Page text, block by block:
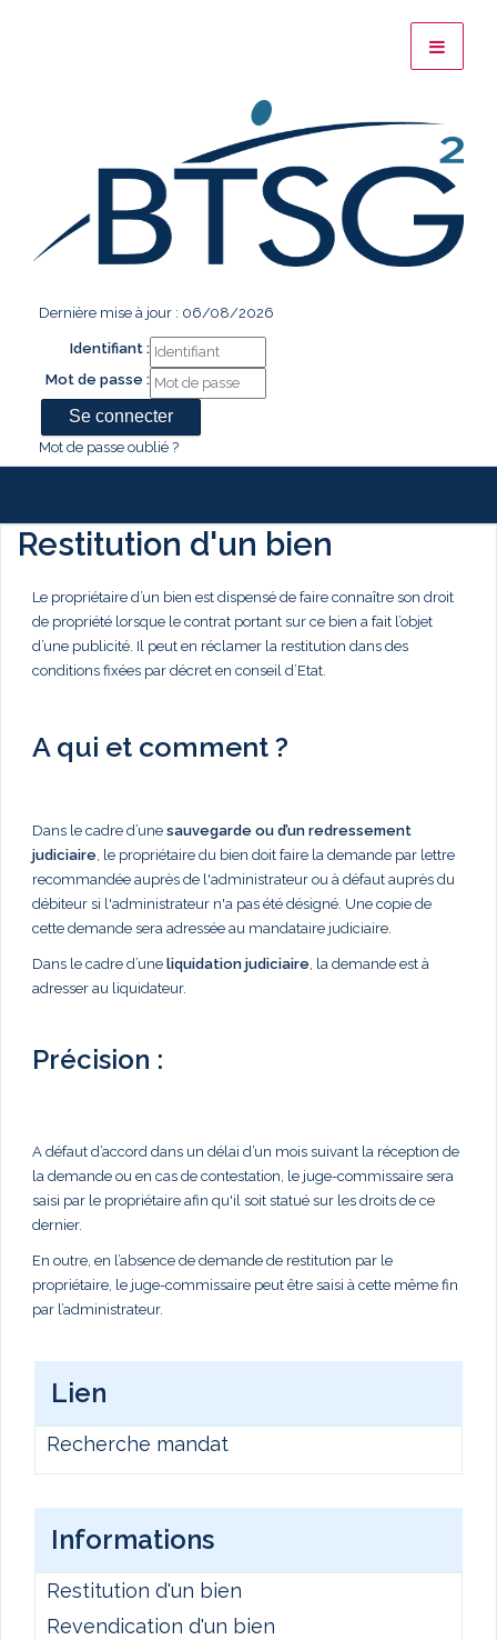
Dernière mise à jour : 06/08/2026
Identifiant :
Mot de passe :
Mot de passe oublié ?
Restitution d'un bien
Le propriétaire d’un bien est dispensé de faire connaître son droit
de propriété lorsque le contrat portant sur ce bien a fait l’objet
d’une publicité. Il peut en réclamer la restitution dans des
conditions fixées par décret en conseil d’Etat.
A qui et comment ?
Dans le cadre d’une sauvegarde ou d’un redressement
judiciaire , le propriétaire du bien doit faire la demande par lettre
recommandée auprès de l'administrateur ou à défaut auprès du
débiteur si l'administrateur n'a pas été désigné. Une copie de
cette demande sera adressée au mandataire judiciaire.
Dans le cadre d’une liquidation judiciaire , la demande est à
adresser au liquidateur.
Précision :
A défaut d’accord dans un délai d’un mois suivant la réception de
la demande ou en cas de contestation, le juge-commissaire sera
saisi par le propriétaire afin qu'il soit statué sur les droits de ce
dernier.
En outre, en l’absence de demande de restitution par le
propriétaire, le juge-commissaire peut être saisi à cette même fin
par l’administrateur.
Lien
Recherche mandat
Informations
Restitution d'un bien
Revendication d'un bien